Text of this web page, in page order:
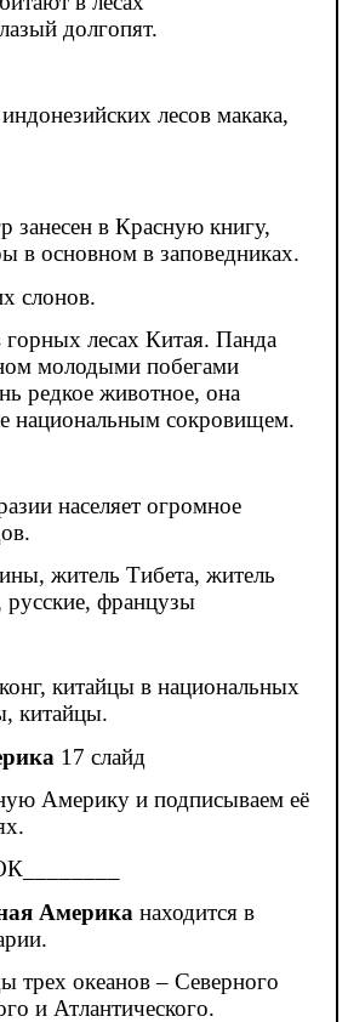
долгопят.
лесов макака,
занесен в Красную книгу,
в основном в заповедниках.
слонов.
горных лесах Китая. Панда
молодыми побегами
редкое животное, она
национальным сокровищем.
населяет огромное
житель Тибета, житель
русские, французы
китайцы в национальных
китайцы.
17 слайд
Америку и подписываем её
Америка находится в
трех океанов – Северного
и Атлантического.